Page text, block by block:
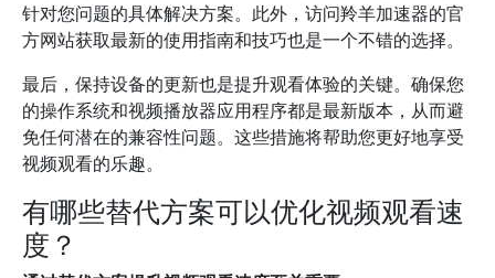
针对您问题的具体解决方案。此外，访问羚羊加速器的官
方网站获取最新的使用指南和技巧也是一个不错的选择。
最后，保持设备的更新也是提升观看体验的关键。确保您
的操作系统和视频播放器应用程序都是最新版本，从而避
免任何潜在的兼容性问题。这些措施将帮助您更好地享受
视频观看的乐趣。
有哪些替代方案可以优化视频观看速
度？